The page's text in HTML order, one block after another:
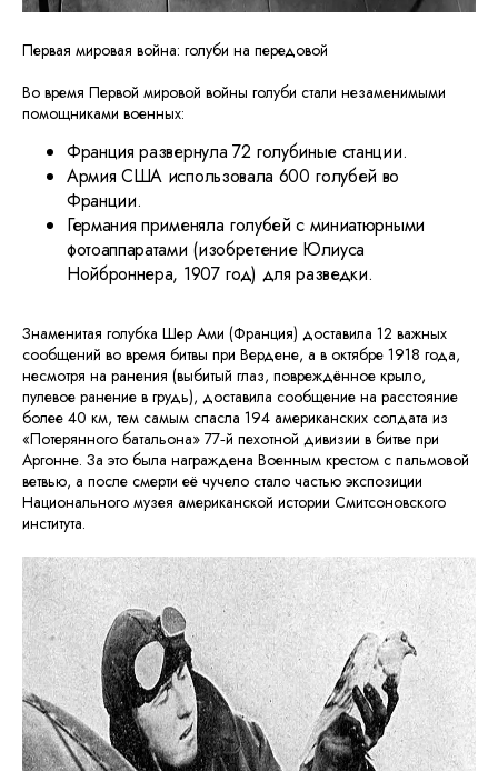
Первая мировая война: голуби на передовой
Во время Первой мировой войны голуби стали незаменимыми
помощниками военных:
Франция развернула 72 голубиные станции.
Армия США использовала 600 голубей во
Франции.
Германия применяла голубей с миниатюрными
фотоаппаратами (изобретение Юлиуса
Нойброннера, 1907 год) для разведки.
Знаменитая голубка Шер Ами (Франция) доставила 12 важных
сообщений во время битвы при Вердене, а в октябре 1918 года,
несмотря на ранения (выбитый глаз, повреждённое крыло,
пулевое ранение в грудь), доставила сообщение на расстояние
более 40 км, тем самым спасла 194 американских солдата из
«Потерянного батальона» 77‑й пехотной дивизии в битве при
Аргонне. За это была награждена Военным крестом с пальмовой
ветвью, а после смерти её чучело стало частью экспозиции
Национального музея американской истории Смитсоновского
института.